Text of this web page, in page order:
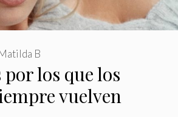
los que los
vuelven
B